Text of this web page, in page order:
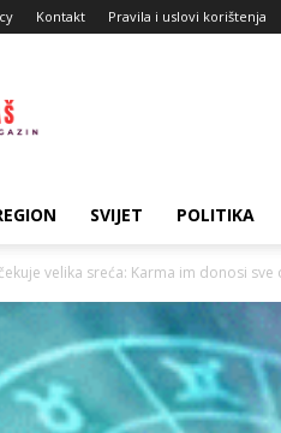
Kontakt Pravila i uslovi korištenja
SVIJET POLITIKA
velika sreća: Karma im donosi sve